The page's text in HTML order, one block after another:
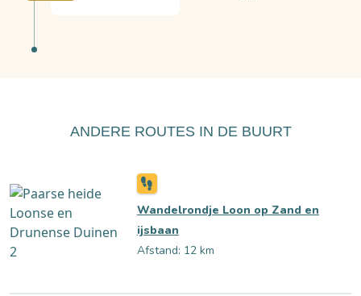
ANDERE ROUTES IN DE BUURT
Wandelrondje Loon op Zand en
ijsbaan
Afstand: 12 km